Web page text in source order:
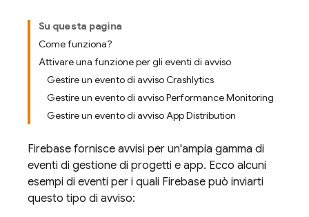
Su questa pagina
Come funziona?
Attivare una funzione per gli eventi di avviso
Gestire un evento di avviso Crashlytics
Gestire un evento di avviso Performance Monitoring
Gestire un evento di avviso App Distribution
Firebase fornisce avvisi per un'ampia gamma di
eventi di gestione di progetti e app. Ecco alcuni
esempi di eventi per i quali Firebase può inviarti
questo tipo di avviso: